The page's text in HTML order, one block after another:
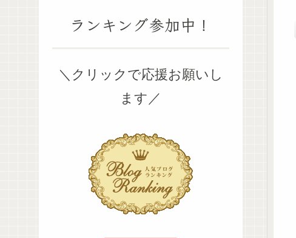
ランキング参加中！
＼クリックで応援お願いし
ます／